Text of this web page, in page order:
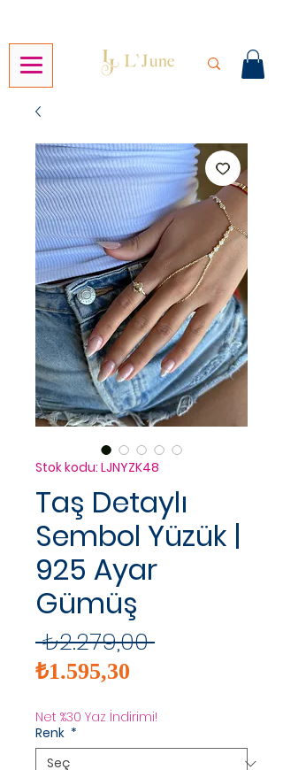
Stok kodu: LJNYZK48
Taş Detaylı
Sembol Yüzük |
925 Ayar
Gümüş
₺2.279,00 Normal
₺1.595,30
Net %30 Yaz İndirimi!
Renk *